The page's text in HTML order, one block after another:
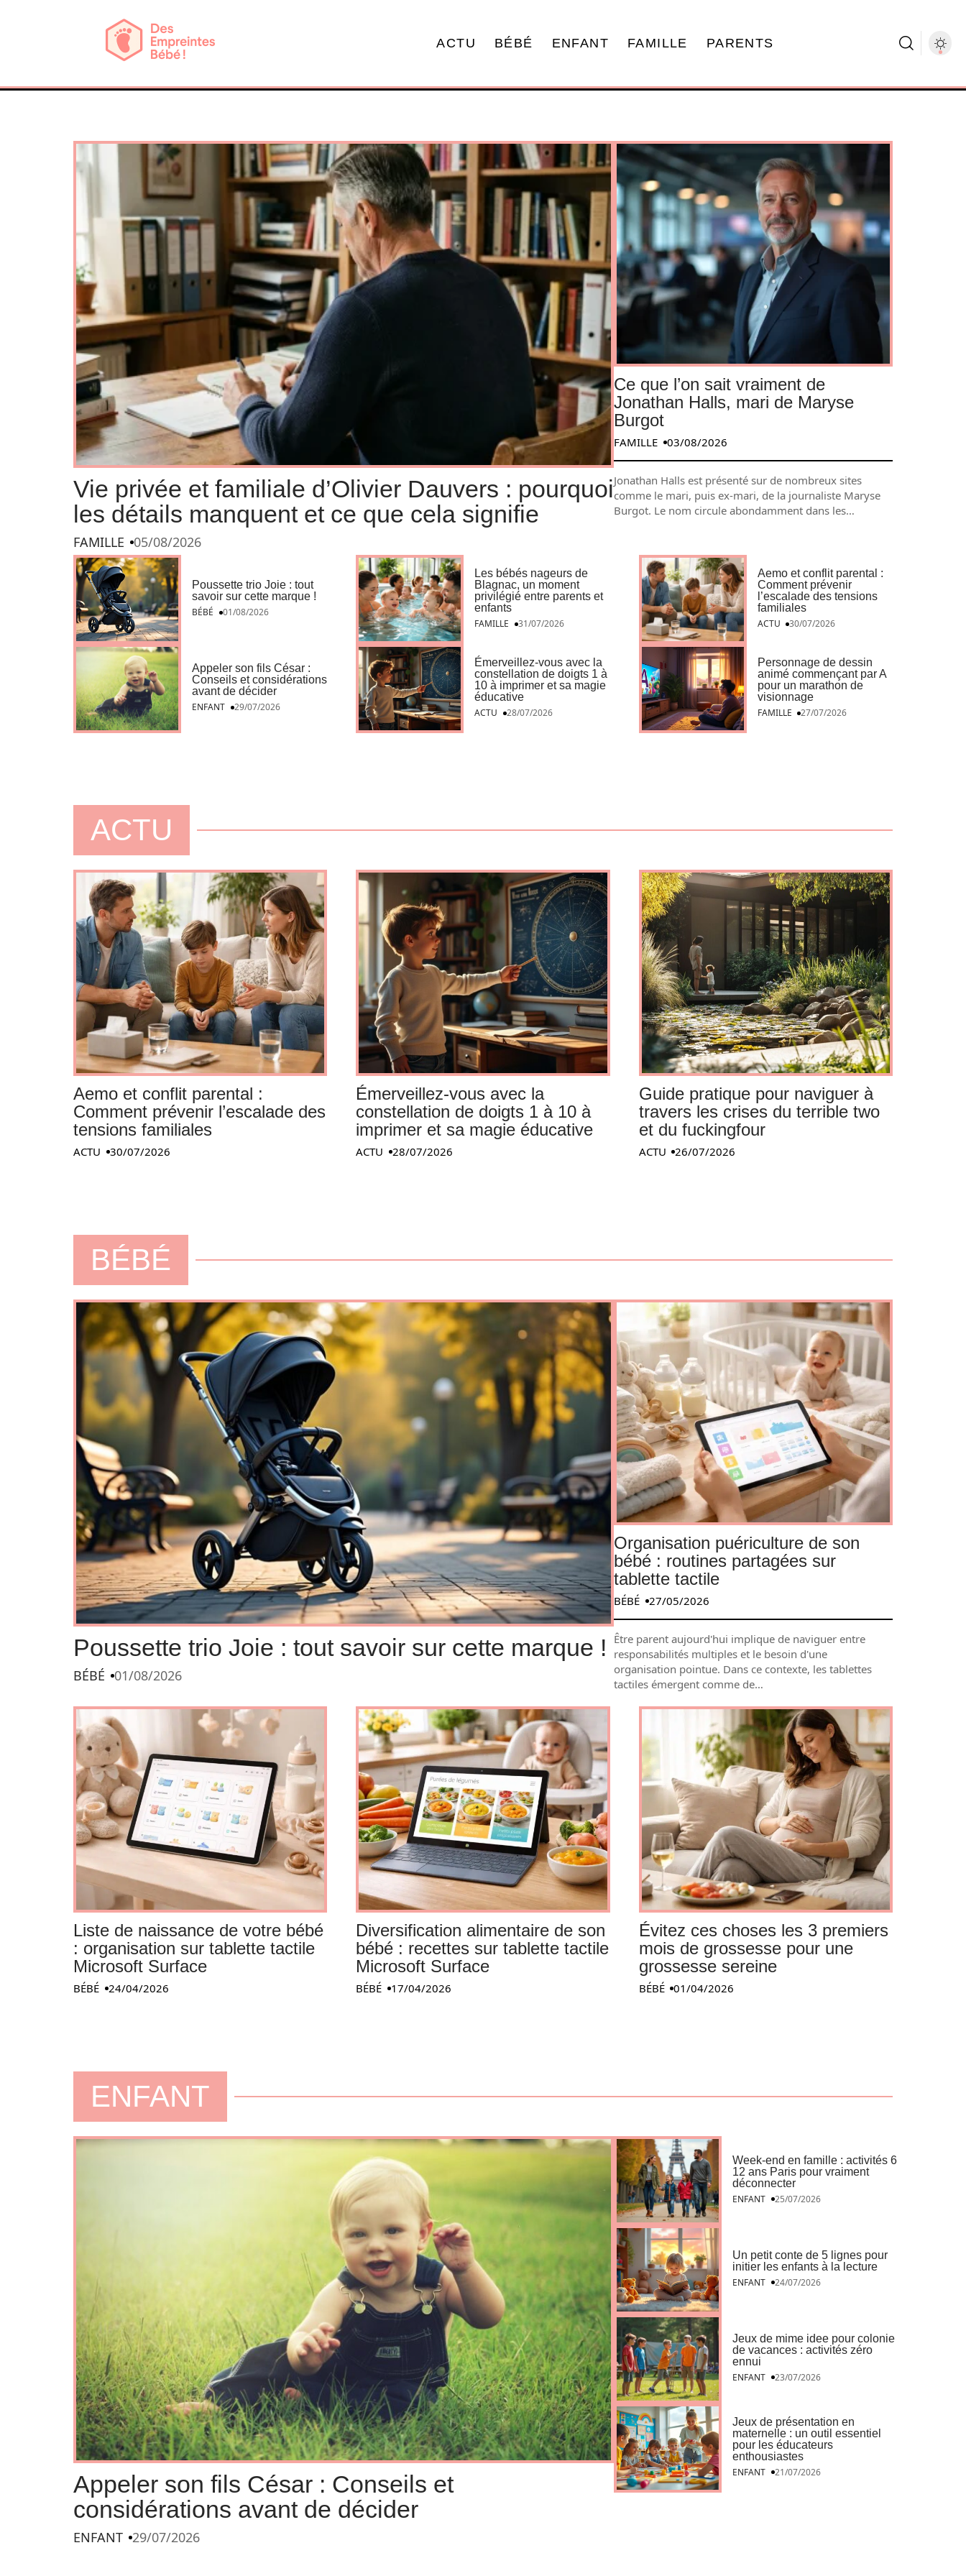
ACTU BÉBÉ ENFANT FAMILLE PARENTS
Vie privée et familiale d’Olivier Dauvers : pourquoi
les détails manquent et ce que cela signifie
FAMILLE 05/08/2026
Ce que l’on sait vraiment de
Jonathan Halls, mari de Maryse
Burgot
FAMILLE 03/08/2026
Jonathan Halls est présenté sur de nombreux sites
comme le mari, puis ex-mari, de la journaliste Maryse
Burgot. Le nom circule abondamment dans les…
Poussette trio Joie : tout
savoir sur cette marque !
BÉBÉ
01/08/2026
Les bébés nageurs de
Blagnac, un moment
privilégié entre parents et
enfants
FAMILLE
31/07/2026
Aemo et conflit parental :
Comment prévenir
l’escalade des tensions
familiales
ACTU
30/07/2026
Appeler son fils César :
Conseils et considérations
avant de décider
ENFANT
29/07/2026
Émerveillez-vous avec la
constellation de doigts 1 à
10 à imprimer et sa magie
éducative
ACTU
28/07/2026
Personnage de dessin
animé commençant par A
pour un marathon de
visionnage
FAMILLE
27/07/2026
ACTU
Aemo et conflit parental :
Comment prévenir l’escalade des
tensions familiales
ACTU 30/07/2026
Émerveillez-vous avec la
constellation de doigts 1 à 10 à
imprimer et sa magie éducative
ACTU 28/07/2026
Guide pratique pour naviguer à
travers les crises du terrible two
et du fuckingfour
ACTU 26/07/2026
BÉBÉ
Poussette trio Joie : tout savoir sur cette marque !
BÉBÉ 01/08/2026
Organisation puériculture de son
bébé : routines partagées sur
tablette tactile
BÉBÉ 27/05/2026
Être parent aujourd'hui implique de naviguer entre
responsabilités multiples et le besoin d'une
organisation pointue. Dans ce contexte, les tablettes
tactiles émergent comme de…
Liste de naissance de votre bébé
: organisation sur tablette tactile
Microsoft Surface
BÉBÉ 24/04/2026
Diversification alimentaire de son
bébé : recettes sur tablette tactile
Microsoft Surface
BÉBÉ 17/04/2026
Évitez ces choses les 3 premiers
mois de grossesse pour une
grossesse sereine
BÉBÉ 01/04/2026
ENFANT
Appeler son fils César : Conseils et
considérations avant de décider
ENFANT 29/07/2026
Week-end en famille : activités 6
12 ans Paris pour vraiment
déconnecter
ENFANT
25/07/2026
Un petit conte de 5 lignes pour
initier les enfants à la lecture
ENFANT
24/07/2026
Jeux de mime idee pour colonie
de vacances : activités zéro
ennui
ENFANT
23/07/2026
Jeux de présentation en
maternelle : un outil essentiel
pour les éducateurs
enthousiastes
ENFANT
21/07/2026